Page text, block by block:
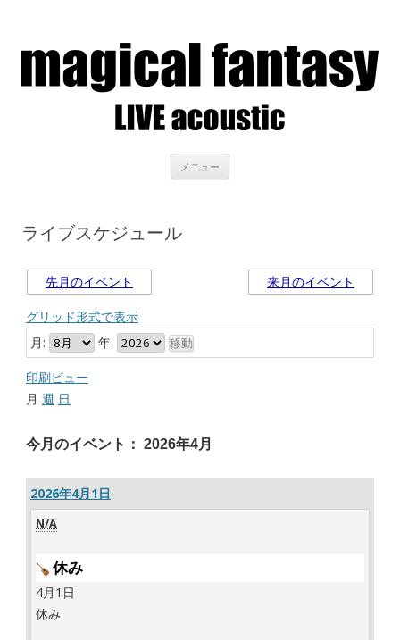
メニュー
ライブスケジュール
先月のイベント 来月のイベント
グリッド形式で表示
月:
年:
印刷ビュー
月 週 日
今月のイベント： 2026年4月
2026年4月1日
N/A
休み
4月1日
休み